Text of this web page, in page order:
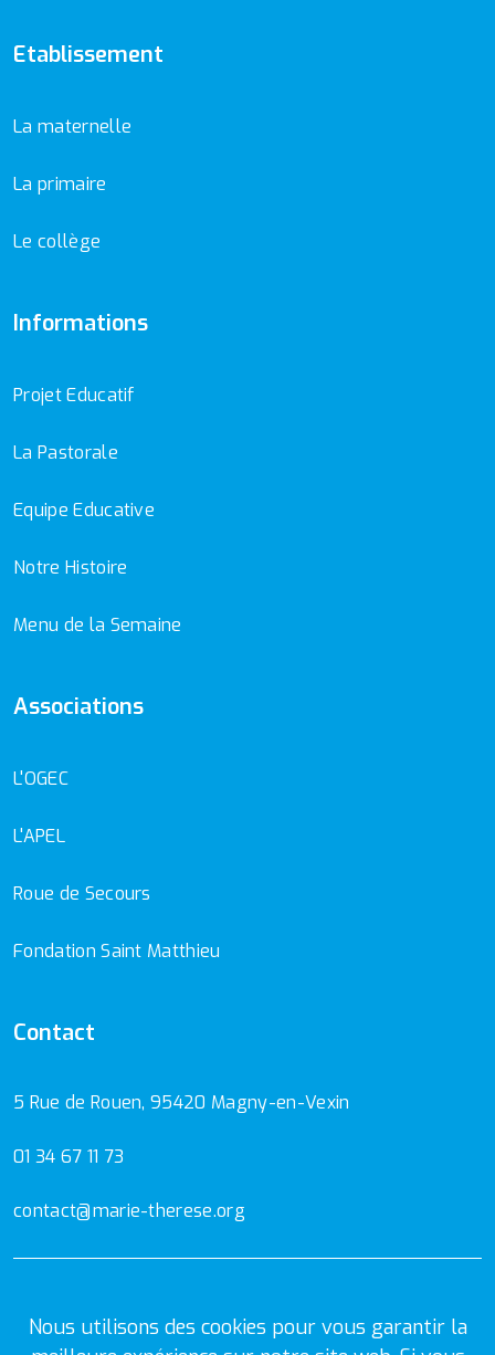
Nous utilisons des cookies pour vous garantir la
Etablissement
La maternelle
La primaire
Le collège
Informations
Projet Educatif
La Pastorale
Equipe Educative
Notre Histoire
Menu de la Semaine
Associations
L'OGEC
L'APEL
Roue de Secours
Fondation Saint Matthieu
Contact
5 Rue de Rouen, 95420 Magny-en-Vexin
01 34 67 11 73
contact@marie-therese.org
Mentions Légales Politique de confidentialité